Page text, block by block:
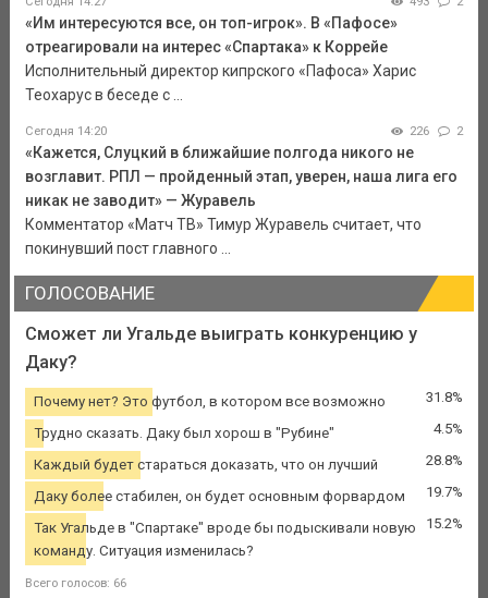
«Им интересуются все, он топ-игрок». В «Пафосе»
отреагировали на интерес «Спартака» к Коррейе
Исполнительный директор кипрского «Пафоса» Харис
Теохарус в беседе с ...
Сегодня 14:20 226 2
«Кажется, Слуцкий в ближайшие полгода никого не
возглавит. РПЛ — пройденный этап, уверен, наша лига его
никак не заводит» — Журавель
Комментатор «Матч ТВ» Тимур Журавель считает, что
покинувший пост главного ...
ГОЛОСОВАНИЕ
Сможет ли Угальде выиграть конкуренцию у
Даку?
Почему нет? Это футбол, в котором все возможно 31.8%
Трудно сказать. Даку был хорош в "Рубине" 4.5%
Каждый будет стараться доказать, что он лучший 28.8%
Даку более стабилен, он будет основным форвардом 19.7%
Так Угальде в "Спартаке" вроде бы подыскивали новую
команду. Ситуация изменилась?
15.2%
Всего голосов: 66